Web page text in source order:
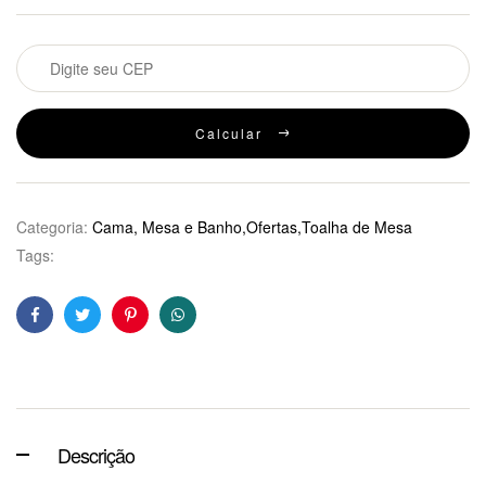
Calcular
Categoria: Cama, Mesa e Banho,Ofertas,Toalha de Mesa
Tags:
FacebookTwitterPinterestWhatsApp
Descrição